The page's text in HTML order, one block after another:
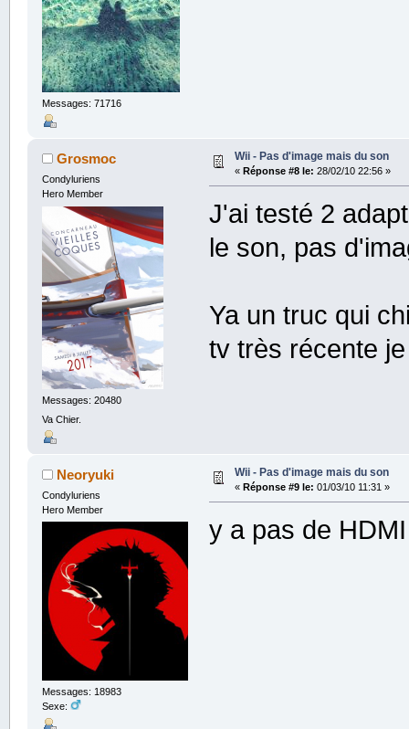
Messages: 71716
Grosmoc
Condyluriens
Hero Member
Messages: 20480
Va Chier.
Wii - Pas d'image mais du son
« Réponse #8 le: 28/02/10 22:56 »
J'ai testé 2
le son, pas
Ya un truc qui
tv très récente
Neoryuki
Condyluriens
Hero Member
Messages: 18983
Sexe:
Wii - Pas d'image mais du son
« Réponse #9 le: 01/03/10 11:31 »
y a pas de